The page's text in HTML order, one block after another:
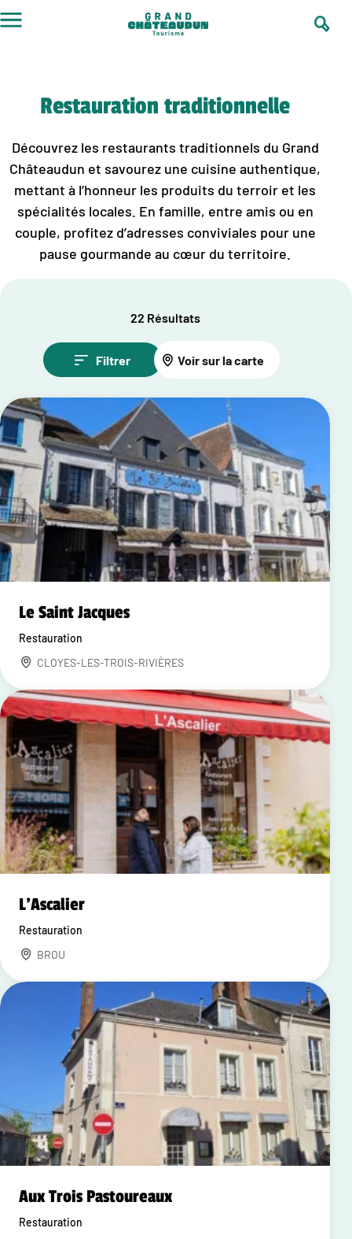
au
Restauration traditionnelle
Découvrez les restaurants traditionnels du Grand
Châteaudun et savourez une cuisine authentique,
mettant à l’honneur les produits du terroir et les
spécialités locales. En famille, entre amis ou en
couple, profitez d’adresses conviviales pour une
pause gourmande au cœur du territoire.
22 Résultats
Filtrer Voir sur la carte
Le Saint Jacques
Restauration
CLOYES-LES-TROIS-RIVIÈRES
L'Ascalier
Restauration
BROU
Aux Trois Pastoureaux
Restauration